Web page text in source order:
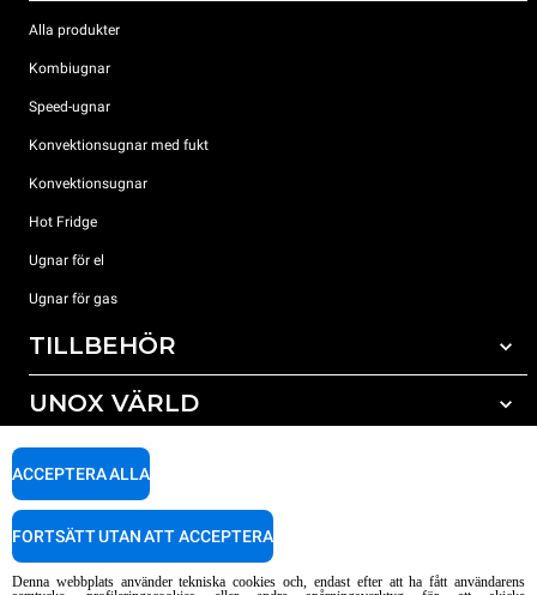
Alla produkter
Kombiugnar
Speed-ugnar
Konvektionsugnar med fukt
Konvektionsugnar
Hot Fridge
Ugnar för el
Ugnar för gas
TILLBEHÖR
Alla tillbehör
Rengöringsmedel för mauell rengöring
Vattenbehandling med omvänd osmosisk
UNOX VÄRLD
Våra kontor runt om i världen
SUPPORT
Denna webbplats använder tekniska cookies och, endast efter att ha fått användarens
ACCEPTERA ALLA
FORTSÄTT UTAN ATT ACCEPTERA